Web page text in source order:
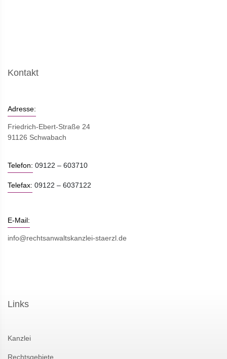
Kontakt
Adresse:
Friedrich-Ebert-Straße 24
91126 Schwabach
Telefon: 09122 – 603710
Telefax: 09122 – 6037122
E-Mail:
info@rechtsanwaltskanzlei-staerzl.de
Links
Kanzlei
Rechtsgebiete